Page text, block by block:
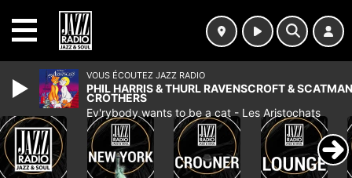
VOUS ÉCOUTEZ JAZZ RADIO
PHIL HARRIS & THURL RAVENSCROFT & SCATMAN
CROTHERS
Ev'rybody wants to be a cat - Les Aristochats